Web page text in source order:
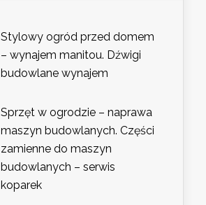
Stylowy ogród przed domem
– wynajem manitou. Dźwigi
budowlane wynajem
Sprzęt w ogrodzie – naprawa
maszyn budowlanych. Części
zamienne do maszyn
budowlanych – serwis
koparek